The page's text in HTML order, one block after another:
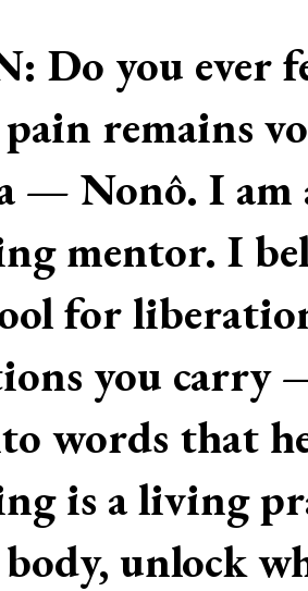
Do you ever
remains
— Nonô. I am
mentor. I
for
you carry
words that
is a living
unlock